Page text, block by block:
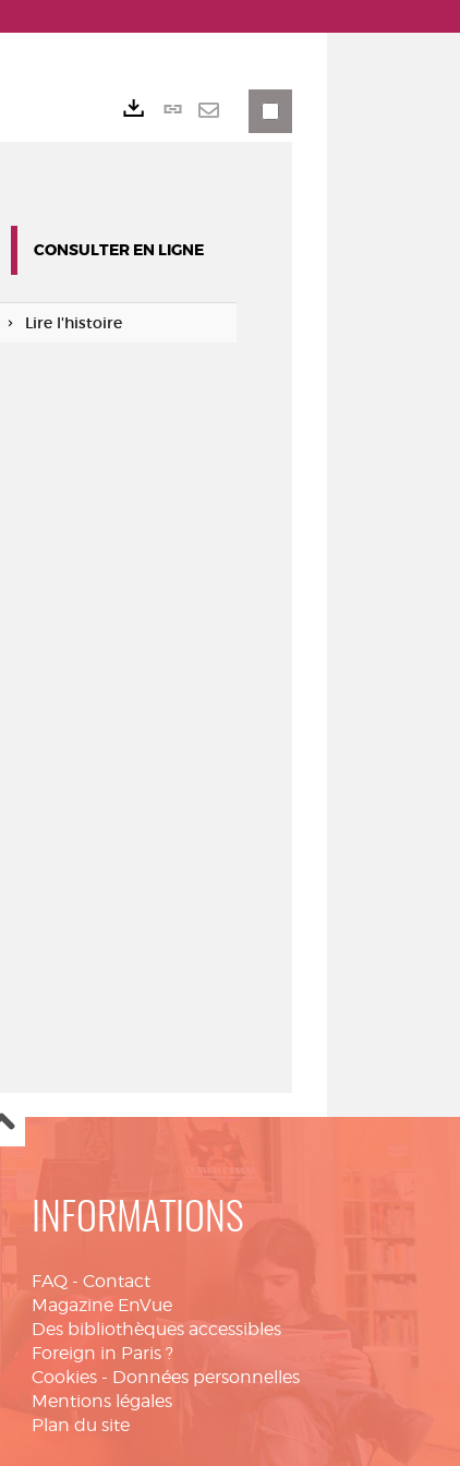
Lien
CONSULTER EN LIGNE
Lire l'histoire
INFORMATIONS
FAQ - Contact
Magazine EnVue
Des bibliothèques accessibles
Foreign in Paris ?
Cookies - Données personnelles
Mentions légales
Plan du site